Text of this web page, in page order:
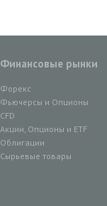
Финансовые рынки
Форекс
Фьючерсы и Опционы
CFD
Акции, Опционы и ETF
Облигации
Сырьевые товары